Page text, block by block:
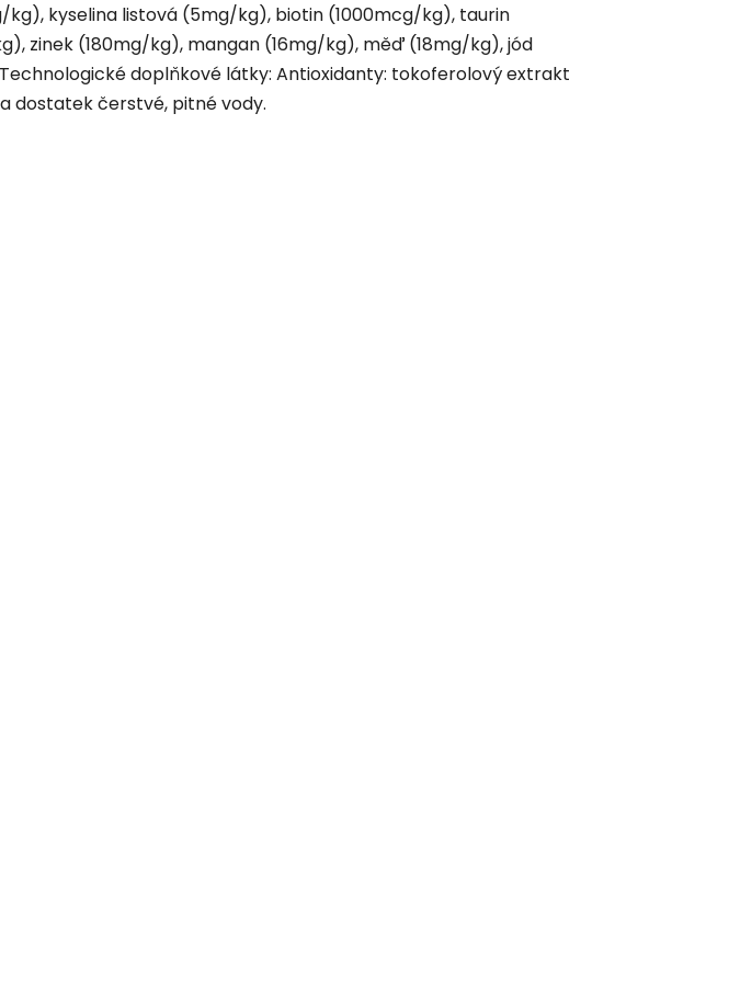
kyselina listová (5mg/kg), biotin (1000mcg/kg), taurin
zinek (180mg/kg), mangan (16mg/kg), měď (18mg/kg), jód
doplňkové látky: Antioxidanty: tokoferolový extrakt
dostatek čerstvé, pitné vody.